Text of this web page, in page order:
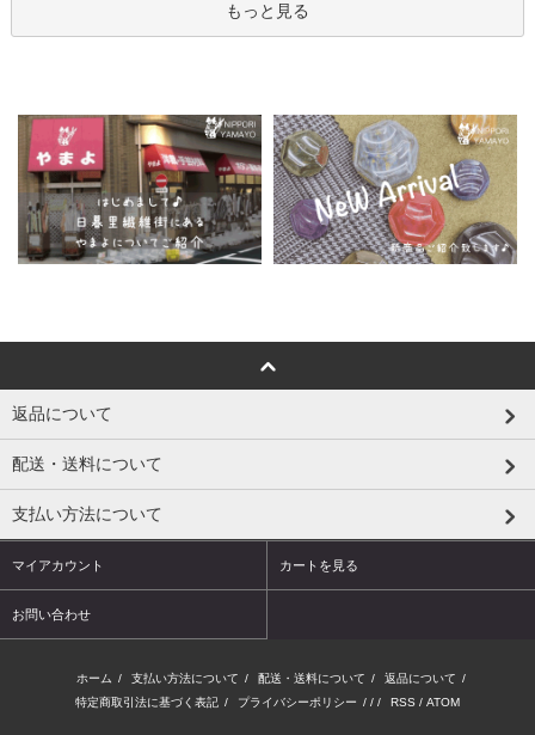
もっと見る
返品について
配送・送料について
支払い方法について
マイアカウント カートを見る
お問い合わせ
ホーム / 支払い方法について / 配送・送料について / 返品について /
特定商取引法に基づく表記 / プライバシーポリシー / / / RSS / ATOM